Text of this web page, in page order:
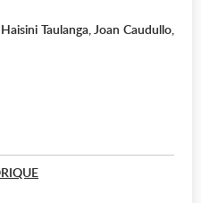
Taulanga, Joan Caudullo,